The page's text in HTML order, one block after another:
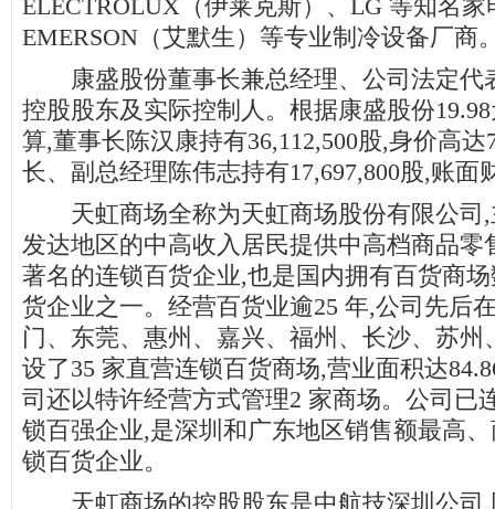
ELECTROLUX（伊莱克斯）、LG 等知名
EMERSON（艾默生）等专业制冷设备厂商
康盛股份董事长兼总经理、公司法定代
控股股东及实际控制人。根据康盛股份
算,董事长陈汉康持有36,112,500股,身价高达
长、副总经理陈伟志持有17,697,800股,账面
天虹商场全称为天虹商场股份有限公司,
发达地区的中高收入居民提供中高档商品零
著名的连锁百货企业,也是国内拥有百货商
货企业之一。经营百货业逾25 年,公司先后
门、东莞、惠州、嘉兴、福州、长沙、苏州
设了35 家直营连锁百货商场,营业面积达
司还以特许经营方式管理2 家商场。公司已
锁百强企业,是深圳和广东地区销售额最高
锁百货企业。
天虹商场的控股股东是中航技深圳公司,